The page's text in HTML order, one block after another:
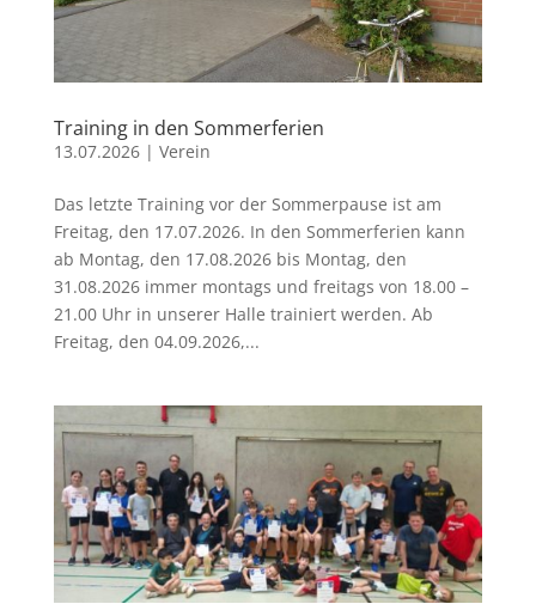
Training in den Sommerferien
13.07.2026| Verein
Das letzte Training vor der Sommerpause ist am
Freitag, den 17.07.2026. In den Sommerferien kann
ab Montag, den 17.08.2026 bis Montag, den
31.08.2026 immer montags und freitags von 18.00 –
21.00 Uhr in unserer Halle trainiert werden. Ab
Freitag, den 04.09.2026,...